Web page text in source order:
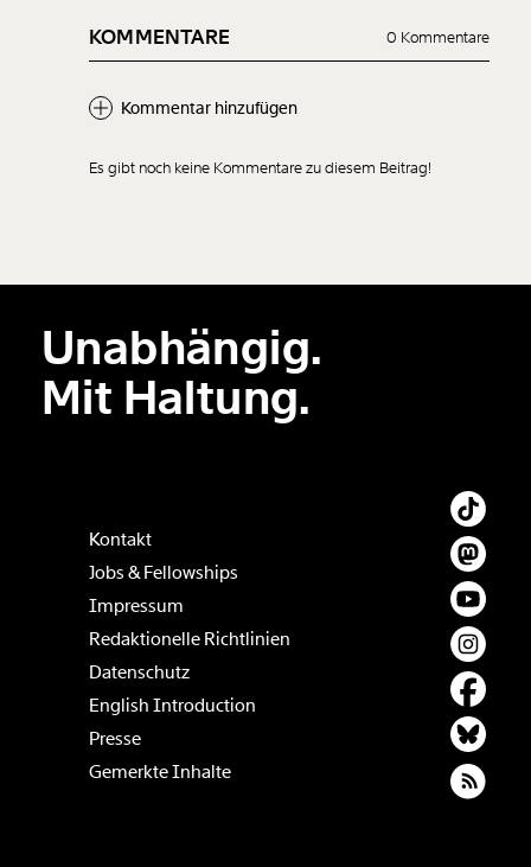
KOMMENTARE 0 Kommentare
Kommentar hinzufügen
Der Inhalt dieses Feldes wird nicht öffentlich zugänglich angezeigt.
Es gibt noch keine Kommentare zu diesem Beitrag!
Unabhängig.
Mit Haltung.
Kontakt
Jobs & Fellowships
Impressum
Redaktionelle Richtlinien
Datenschutz
English Introduction
Presse
Gemerkte Inhalte